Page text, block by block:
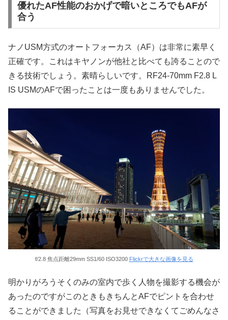
優れたAF性能のおかげで暗いところでもAFが
合う
ナノUSM方式のオートフォーカス（AF）は非常に素早く
正確です。これはキヤノンが他社と比べても誇ることので
きる技術でしょう。素晴らしいです。RF24-70mm F2.8 L
IS USMのAFで困ったことは一度もありませんでした。
f/2.8 焦点距離29mm SS1/60 ISO3200 Flickrで大きな画像を見る
明かりがろうそくのみの室内で歩く人物を撮影する機会が
あったのですがこのときもきちんとAFでピントを合わせ
ることができました（写真をお見せできなくてごめんなさ